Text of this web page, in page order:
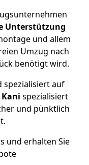
Unterstützung
und allem
Umzug nach
benötigt wird.
spezialisiert auf
spezialisiert
und pünktlich
und erhalten Sie